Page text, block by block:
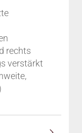
rechts
verstärkt